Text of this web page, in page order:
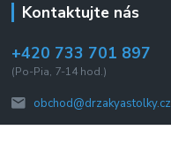
Kontaktujte nás
+420 733 701 897
(Po-Pia, 7-14 hod.)
obchod@drzakyastolky.cz